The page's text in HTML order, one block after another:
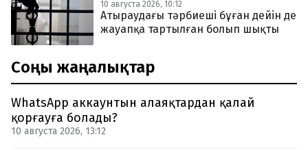
10 августа 2026, 10:12
Атыраудағы тәрбиеші бұған дейін де
жауапқа тартылған болып шықты
Соңғы жаңалықтар
WhatsApp аккаунтын алаяқтардан қалай
қорғауға болады?
10 августа 2026, 13:12